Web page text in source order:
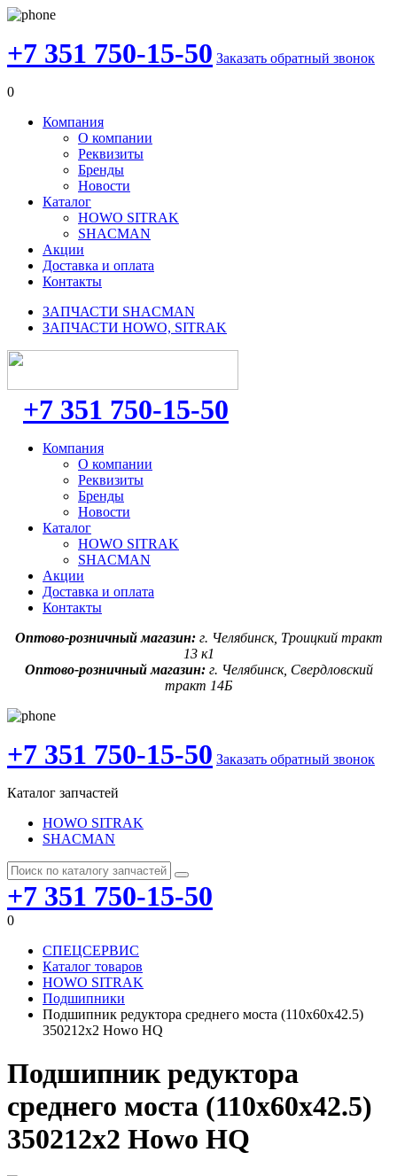
+7 351 750-15-50 Заказать обратный звонок
0
Компания
О компании
Реквизиты
Бренды
Новости
Каталог
HOWO SITRAK
SHACMAN
Акции
Доставка и оплата
Контакты
ЗАПЧАСТИ SHACMAN
ЗАПЧАСТИ HOWO, SITRAK
+7 351 750-15-50
Компания
О компании
Реквизиты
Бренды
Новости
Каталог
HOWO SITRAK
SHACMAN
Акции
Доставка и оплата
Контакты
Оптово-розничный магазин: г. Челябинск, Троицкий тракт
13 к1
Оптово-розничный магазин:г. Челябинск, Свердловский
тракт 14Б
+7 351 750-15-50 Заказать обратный звонок
Каталог запчастей
HOWO SITRAK
SHACMAN
+7 351 750-15-50
0
СПЕЦСЕРВИС
Каталог товаров
HOWO SITRAK
Подшипники
Подшипник редуктора среднего моста (110x60x42.5)
350212x2 Howo HQ
Подшипник редуктора
среднего моста (110x60x42.5)
350212x2 Howo HQ